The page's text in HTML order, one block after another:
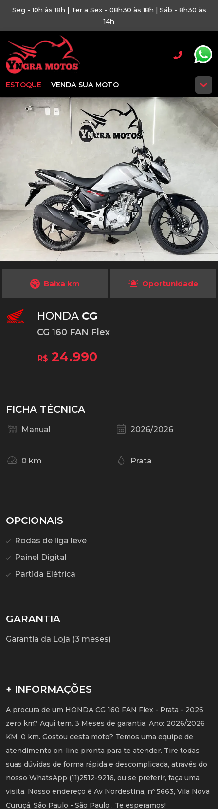
Seg - 10h às 18h | Ter a Sex - 08h30 às 18h | Sáb - 8h30 às
14h
ESTOQUE VENDA SUA MOTO
Baixa km Oportunidade
HONDA CG
CG 160 FAN Flex
R$ 24.990
FICHA TÉCNICA
Manual 2026/2026
0 km Prata
OPCIONAIS
Rodas de liga leve
Painel Digital
Partida Elétrica
GARANTIA
Garantia da Loja (3 meses)
+ INFORMAÇÕES
A procura de um HONDA CG 160 FAN Flex - Prata - 2026
zero km? Aqui tem. 3 Meses de garantia. Ano: 2026/2026
KM: 0 km. Gostou desta moto? Temos uma equipe de
atendimento on-line pronta para te atender. Tire todas
suas dúvidas de forma rápida e descomplicada, através do
nosso WhatsApp (11)2512-9216, ou se preferir, faça uma
visita. Nosso endereço é Av Nordestina, nº 5663, Vila Nova
Curuçá, São Paulo - São Paulo . Te esperamos!